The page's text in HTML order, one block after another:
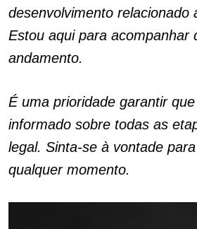
desenvolvimento relacionado
Estou aqui para acompanhar
andamento.
É uma prioridade garantir
informado sobre todas as
legal. Sinta-se à vontade
qualquer momento.